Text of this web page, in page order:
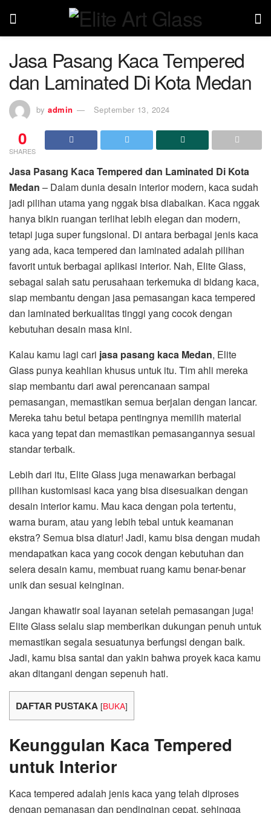
Jasa Pasang Kaca Tempered
dan Laminated Di Kota Medan
by admin September 13, 2024
0
SHARES
Jasa Pasang Kaca Tempered dan Laminated Di Kota
Medan – Dalam dunia desain interior modern, kaca sudah
jadi pilihan utama yang nggak bisa diabaikan. Kaca nggak
hanya bikin ruangan terlihat lebih elegan dan modern,
tetapi juga super fungsional. Di antara berbagai jenis kaca
yang ada, kaca tempered dan laminated adalah pilihan
favorit untuk berbagai aplikasi interior. Nah, Elite Glass,
sebagai salah satu perusahaan terkemuka di bidang kaca,
siap membantu dengan jasa pemasangan kaca tempered
dan laminated berkualitas tinggi yang cocok dengan
kebutuhan desain masa kini.
Kalau kamu lagi cari jasa pasang kaca Medan, Elite
Glass punya keahlian khusus untuk itu. Tim ahli mereka
siap membantu dari awal perencanaan sampai
pemasangan, memastikan semua berjalan dengan lancar.
Mereka tahu betul betapa pentingnya memilih material
kaca yang tepat dan memastikan pemasangannya sesuai
standar terbaik.
Lebih dari itu, Elite Glass juga menawarkan berbagai
pilihan kustomisasi kaca yang bisa disesuaikan dengan
desain interior kamu. Mau kaca dengan pola tertentu,
warna buram, atau yang lebih tebal untuk keamanan
ekstra? Semua bisa diatur! Jadi, kamu bisa dengan mudah
mendapatkan kaca yang cocok dengan kebutuhan dan
selera desain kamu, membuat ruang kamu benar-benar
unik dan sesuai keinginan.
Jangan khawatir soal layanan setelah pemasangan juga!
Elite Glass selalu siap memberikan dukungan penuh untuk
memastikan segala sesuatunya berfungsi dengan baik.
Jadi, kamu bisa santai dan yakin bahwa proyek kaca kamu
akan ditangani dengan sepenuh hati.
DAFTAR PUSTAKA [BUKA]
Keunggulan Kaca Tempered
untuk Interior
Kaca tempered adalah jenis kaca yang telah diproses
dengan pemanasan dan pendinginan cepat, sehingga